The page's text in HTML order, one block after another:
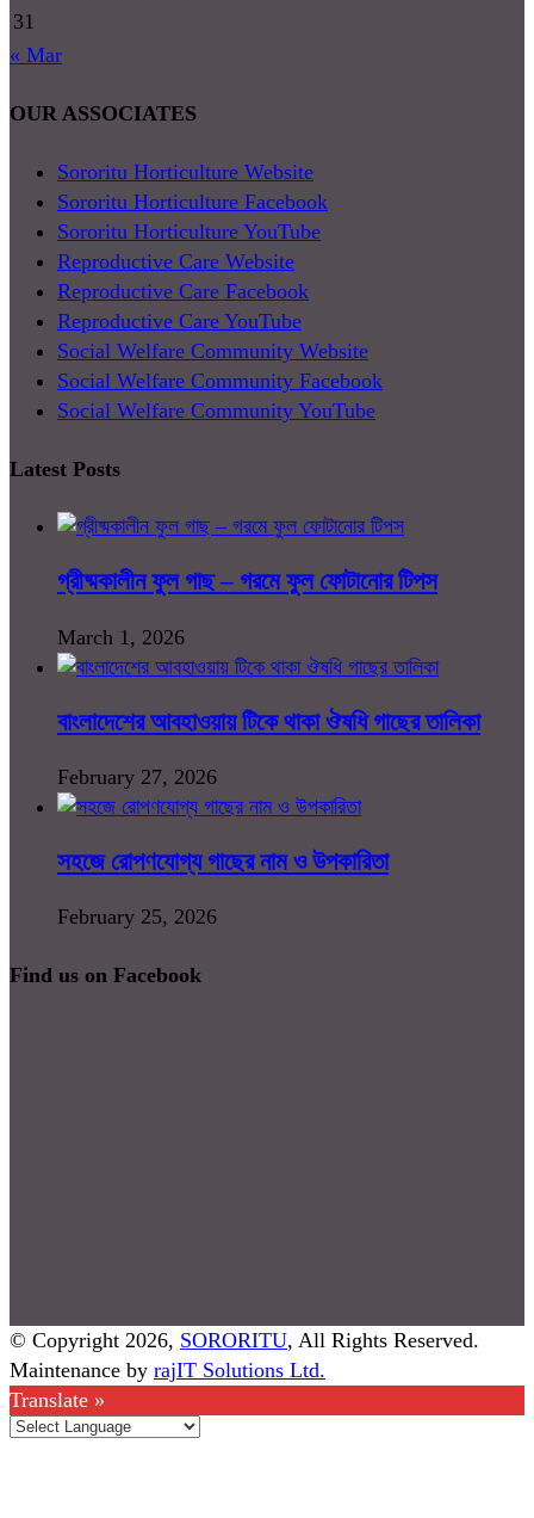
31
« Mar
OUR ASSOCIATES
Sororitu Horticulture Website
Sororitu Horticulture Facebook
Sororitu Horticulture YouTube
Reproductive Care Website
Reproductive Care Facebook
Reproductive Care YouTube
Social Welfare Community Website
Social Welfare Community Facebook
Social Welfare Community YouTube
Latest Posts
গ্রীষ্মকালীন ফুল গাছ – গরমে ফুল ফোটানোর টিপস
March 1, 2026
বাংলাদেশের আবহাওয়ায় টিকে থাকা ঔষধি গাছের তালিকা
February 27, 2026
সহজে রোপণযোগ্য গাছের নাম ও উপকারিতা
February 25, 2026
Find us on Facebook
© Copyright 2026, SORORITU, All Rights Reserved.
Maintenance by rajIT Solutions Ltd.
Translate »